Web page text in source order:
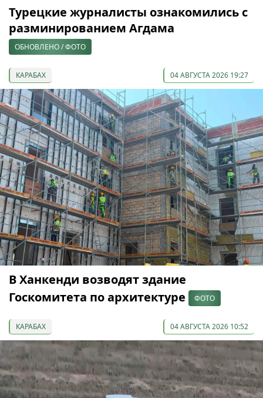
Турецкие журналисты ознакомились с
разминированием Агдама
ОБНОВЛЕНО / ФОТО
КАРАБАХ 04 АВГУСТА 2026 19:27
В Ханкенди возводят здание
Госкомитета по архитектуре
ФОТО
КАРАБАХ 04 АВГУСТА 2026 10:52